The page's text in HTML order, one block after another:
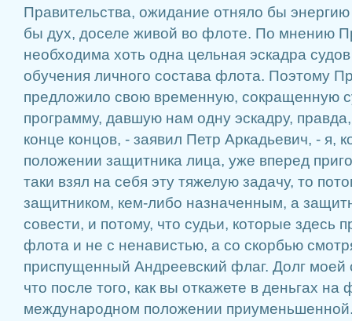
Правительства, ожидание отняло бы
бы дух, доселе живой во флоте. По мнению
необходима хоть одна цельная эскадра
обучения личного состава флота. Поэтому
предложило свою временную, сокращенную
программу, давшую нам одну эскадру,
конце концов, - заявил Петр Аркадьевич, - я,
положении защитника лица, уже вперед
таки взял на себя эту тяжелую задачу, то
защитником, кем-либо назначенным, а
совести, и потому, что судьи, которые здесь
флота и не с ненавистью, а со скорбью
приспущенный Андреевский флаг. Долг моей
что после того, как вы откажете в деньгах на
международном положении